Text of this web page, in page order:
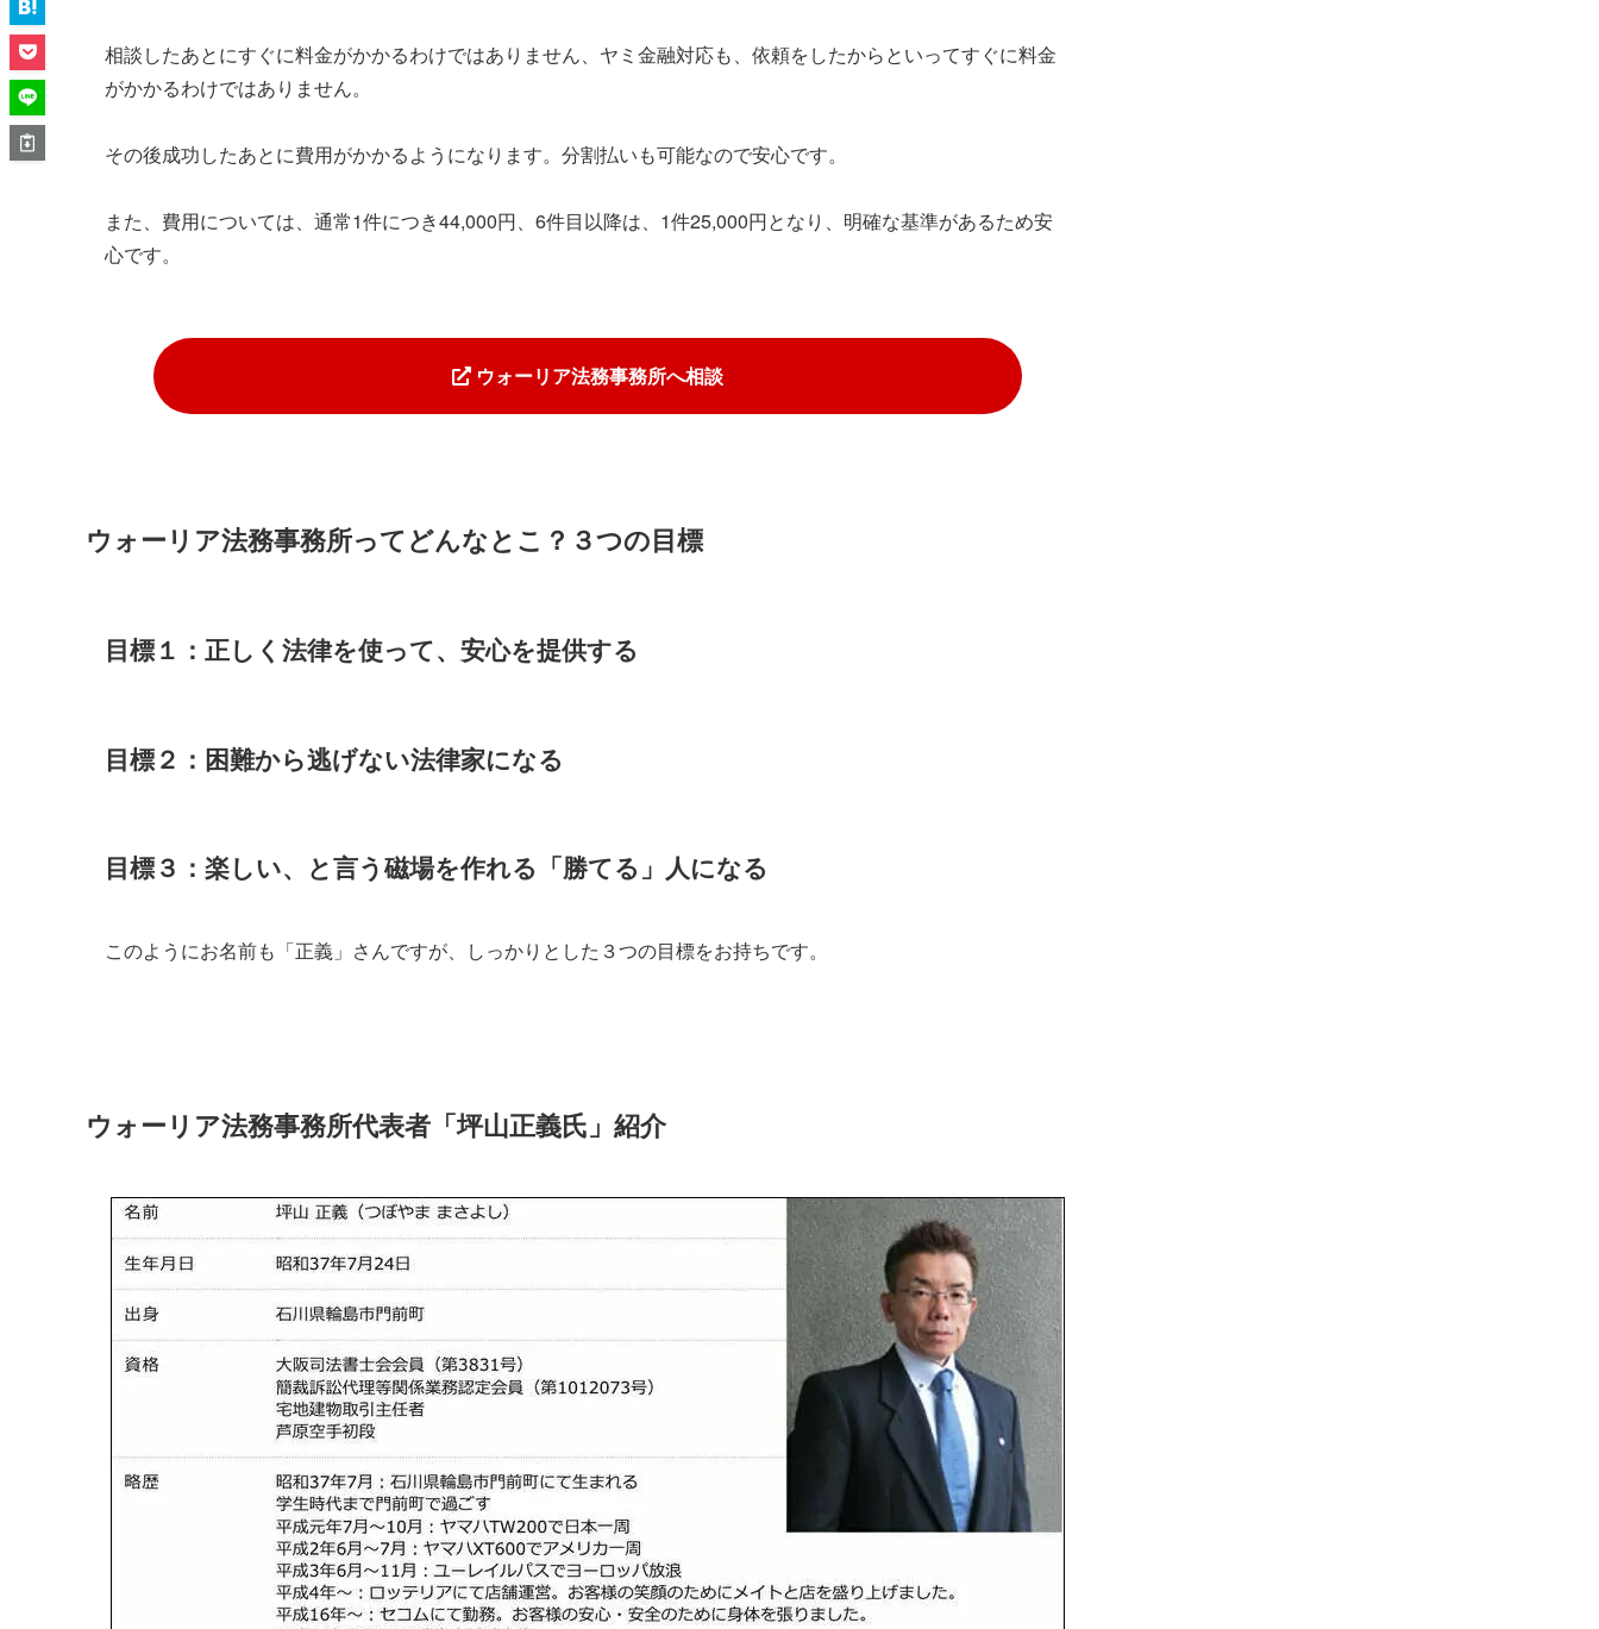
相談したあとにすぐに料金がかかるわけではありません、ヤミ金融対応も、依頼をしたからといってすぐに料金
がかかるわけではありません。
その後成功したあとに費用がかかるようになります。分割払いも可能なので安心です。
また、費用については、通常1件につき44,000円、6件目以降は、1件25,000円となり、明確な基準があるため安
心です。
ウォーリア法務事務所へ相談
ウォーリア法務事務所ってどんなとこ？３つの目標
目標１：正しく法律を使って、安心を提供する
目標２：困難から逃げない法律家になる
目標３：楽しい、と言う磁場を作れる「勝てる」人になる
このようにお名前も「正義」さんですが、しっかりとした３つの目標をお持ちです。
ウォーリア法務事務所代表者「坪山正義氏」紹介